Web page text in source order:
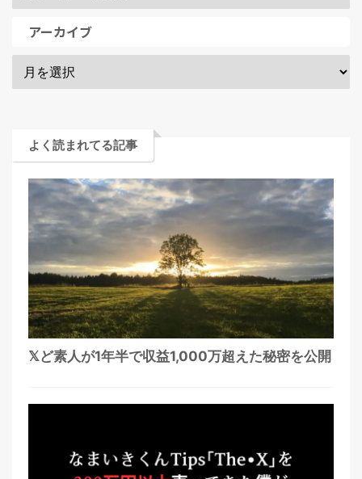
アーカイブ
よく読まれてる記事
𝕏ど素人が1年半で収益1,000万超えた秘密を公開